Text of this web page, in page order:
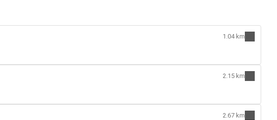
1.04 km
2.15 km
2.67 km